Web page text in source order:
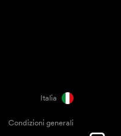
Italia
Condizioni generali